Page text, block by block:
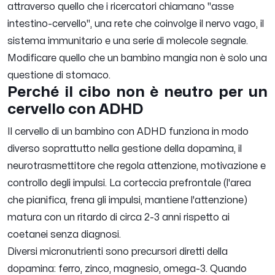
attraverso quello che i ricercatori chiamano "asse
intestino-cervello", una rete che coinvolge il nervo vago, il
sistema immunitario e una serie di molecole segnale.
Modificare quello che un bambino mangia non è solo una
questione di stomaco.
Perché il cibo non è neutro per un
cervello con ADHD
Il cervello di un bambino con ADHD funziona in modo
diverso soprattutto nella gestione della dopamina, il
neurotrasmettitore che regola attenzione, motivazione e
controllo degli impulsi. La corteccia prefrontale (l'area
che pianifica, frena gli impulsi, mantiene l'attenzione)
matura con un ritardo di circa 2-3 anni rispetto ai
coetanei senza diagnosi.
Diversi micronutrienti sono precursori diretti della
dopamina: ferro, zinco, magnesio, omega-3. Quando